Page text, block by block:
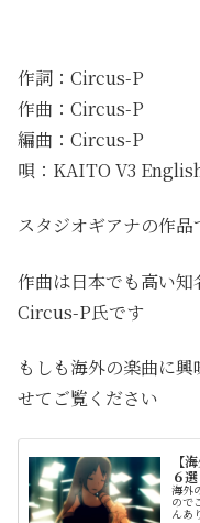
作詞：Circus-P
作曲：Circus-P
編曲：Circus-P
唄：KAITO V3
スタジオギアナの作品
作曲は日本でも高い
Circus-P氏です
もしも海外の楽曲に
せてご覧ください
【
６選
海外
ので
んあ